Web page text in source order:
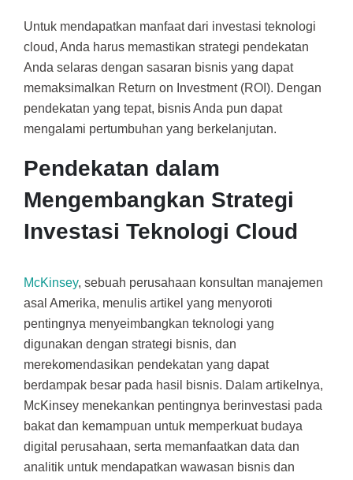
Untuk mendapatkan manfaat dari investasi teknologi
cloud, Anda harus memastikan strategi pendekatan
Anda selaras dengan sasaran bisnis yang dapat
memaksimalkan Return on Investment (ROI). Dengan
pendekatan yang tepat, bisnis Anda pun dapat
mengalami pertumbuhan yang berkelanjutan.
Pendekatan dalam
Mengembangkan Strategi
Investasi Teknologi Cloud
McKinsey, sebuah perusahaan konsultan manajemen
asal Amerika, menulis artikel yang menyoroti
pentingnya menyeimbangkan teknologi yang
digunakan dengan strategi bisnis, dan
merekomendasikan pendekatan yang dapat
berdampak besar pada hasil bisnis. Dalam artikelnya,
McKinsey menekankan pentingnya berinvestasi pada
bakat dan kemampuan untuk memperkuat budaya
digital perusahaan, serta memanfaatkan data dan
analitik untuk mendapatkan wawasan bisnis dan